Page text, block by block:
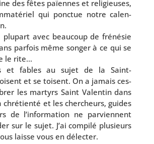
des fêtes païennes et reli­gieuses,
qui ponc­tue notre calen­
plu­part avec beau­coup de fré­né­sie
par­fois même son­ger à ce qui se
le rite…
et fables au sujet de la Saint-
et se toisent. On a jamais ces­
les mar­tyrs Saint Valentin dans
chré­tien­té et les cher­cheurs, guides
de l’in­for­ma­tion ne par­viennent
sur le sujet. J’ai com­pi­lé plu­sieurs
laisse vous en délecter.